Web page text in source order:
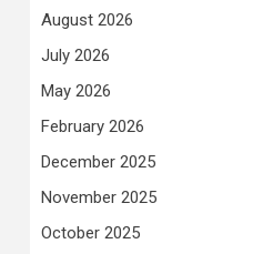
August 2026
July 2026
May 2026
February 2026
December 2025
November 2025
October 2025